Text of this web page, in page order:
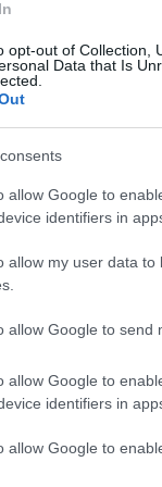
opt-out of Collection,
Data that Is
allow Google to
identifiers in
allow my user data
allow Google to send
allow Google to
identifiers in
allow Google to
ide. Itt még az is
befizetést
tétben való
kell.
nem sokkal
elfogadni
csalások témájában
című Netflixes